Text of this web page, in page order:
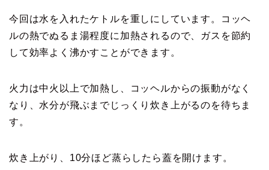
今回は水を入れたケトルを重しにしています。コッヘ
ルの熱でぬるま湯程度に加熱されるので、ガスを節約
して効率よく沸かすことができます。
火力は中火以上で加熱し、コッヘルからの振動がなく
なり、水分が飛ぶまでじっくり炊き上がるのを待ちま
す。
炊き上がり、10分ほど蒸らしたら蓋を開けます。